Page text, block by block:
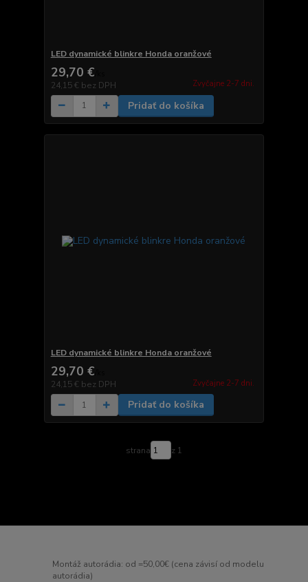
LED dynamické blinkre Honda oranžové
29,70 €
24,15 € bez DPH Zvyčajne 2-7 dni.
Pridať do košíka
LED dynamické blinkre Honda oranžové
29,70 €
24,15 € bez DPH Zvyčajne 2-7 dni.
Pridať do košíka
strana z 1
Montáž autorádia: od =50,00€ (cena závisí od modelu
autorádia)